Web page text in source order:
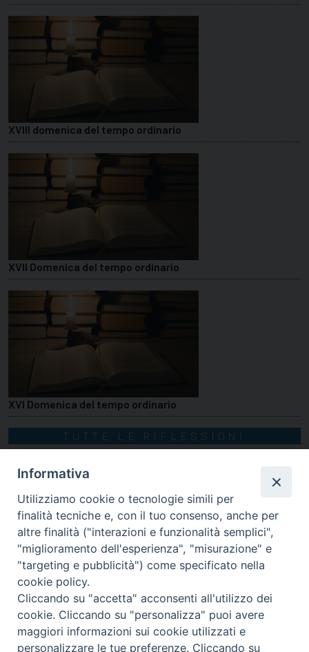
XVIII domenica del tempo ordinario
XVII Domenica del tempo ordinario
XVI Domenica del tempo ordinario
TUTTE LE RIFLESSIONI
via Amedeo Rossi, 28 - 12100 Cuneo
segreteriagenerale@diocesicuneofossano.it
Informativa
Utilizziamo cookie o tecnologie simili per
finalità tecniche e, con il tuo consenso, anche per
altre finalità ("interazioni e funzionalità semplici",
"miglioramento dell'esperienza", "misurazione" e
"targeting e pubblicità") come specificato nella
cookie policy.
Cliccando su "accetta" acconsenti all'utilizzo dei
cookie. Cliccando su "personalizza" puoi avere
maggiori informazioni sui cookie utilizzati e
personalizzare le tue preferenze. Cliccando su